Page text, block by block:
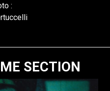
:
SECTION